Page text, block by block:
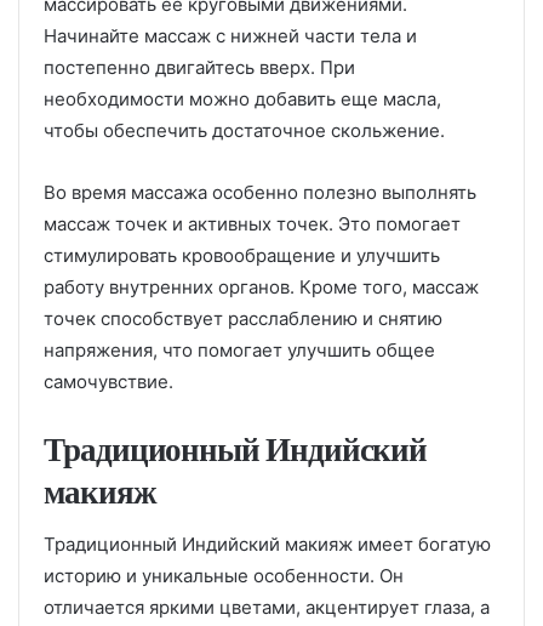
Начинайте массаж с нижней части тела и
постепенно двигайтесь вверх. При
необходимости можно добавить еще масла,
чтобы обеспечить достаточное скольжение.
Во время массажа особенно полезно выполнять
массаж точек и активных точек. Это помогает
стимулировать кровообращение и улучшить
работу внутренних органов. Кроме того, массаж
точек способствует расслаблению и снятию
напряжения, что помогает улучшить общее
самочувствие.
Традиционный Индийский
макияж
Традиционный Индийский макияж имеет богатую
историю и уникальные особенности. Он
отличается яркими цветами, акцентирует глаза, а